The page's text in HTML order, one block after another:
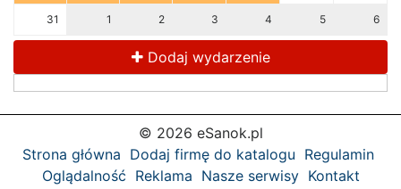
31 1 2 3 4 5 6
Dodaj wydarzenie
© 2026 eSanok.pl
Strona główna Dodaj firmę do katalogu Regulamin
Oglądalność Reklama Nasze serwisy Kontakt